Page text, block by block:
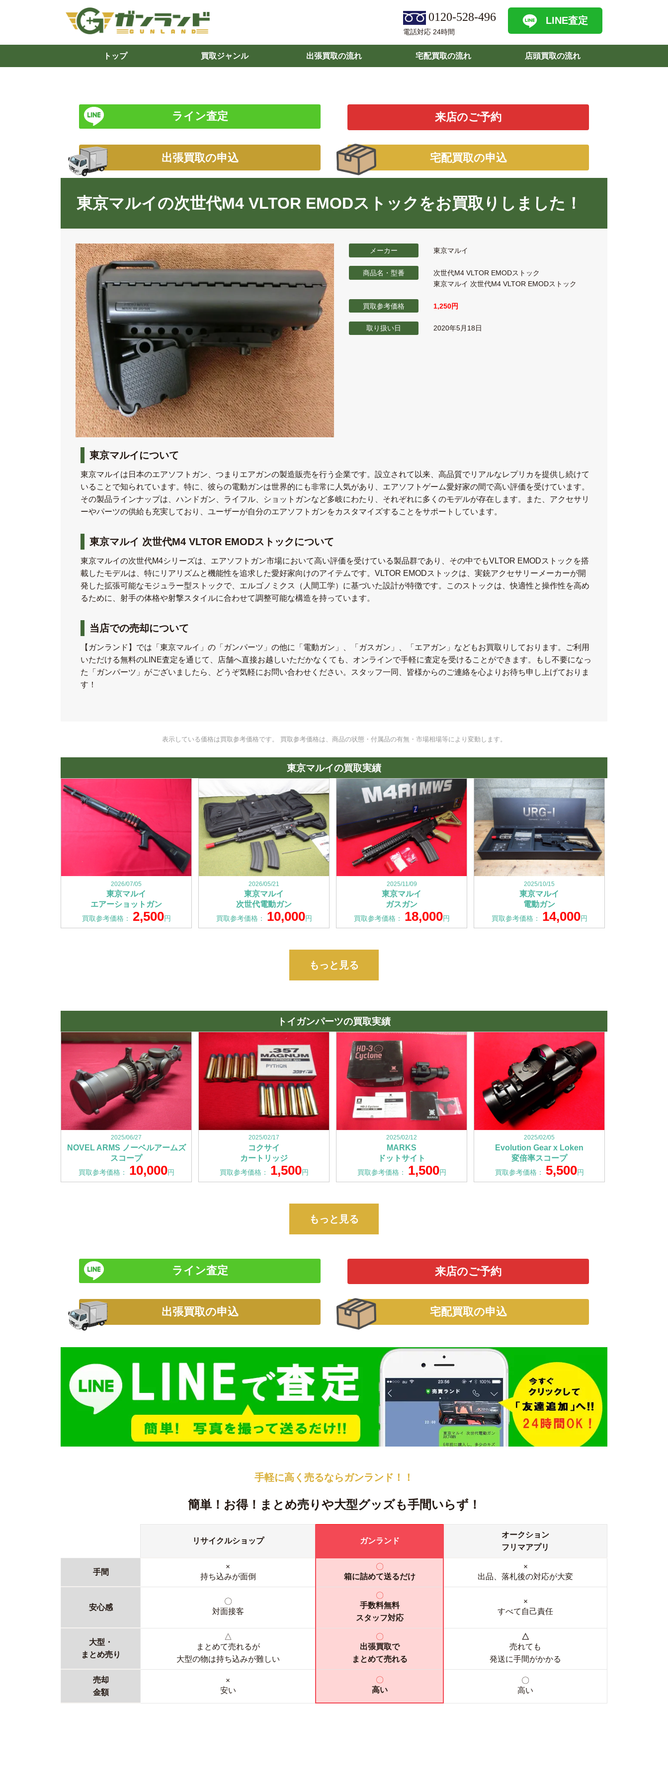
0120-528-496
電話対応 24時間
LINE査定
トップ 買取ジャンル 出張買取の流れ 宅配買取の流れ 店頭買取の流れ
ライン査定 来店のご予約
出張買取の申込 宅配買取の申込
東京マルイの次世代M4 VLTOR EMODストックをお買取りしました！
メーカー 東京マルイ
商品名・型番
次世代M4 VLTOR EMODストック
東京マルイ 次世代M4 VLTOR EMODストック
買取参考価格 1,250円
取り扱い日 2020年5月18日
東京マルイについて
東京マルイは日本のエアソフトガン、つまりエアガンの製造販売を行う企業です。設立されて以来、高品質でリアルなレプリカを提供し続けて
いることで知られています。特に、彼らの電動ガンは世界的にも非常に人気があり、エアソフトゲーム愛好家の間で高い評価を受けています。
その製品ラインナップは、ハンドガン、ライフル、ショットガンなど多岐にわたり、それぞれに多くのモデルが存在します。また、アクセサリ
ーやパーツの供給も充実しており、ユーザーが自分のエアソフトガンをカスタマイズすることをサポートしています。
東京マルイ 次世代M4 VLTOR EMODストックについて
東京マルイの次世代M4シリーズは、エアソフトガン市場において高い評価を受けている製品群であり、その中でもVLTOR EMODストックを搭
載したモデルは、特にリアリズムと機能性を追求した愛好家向けのアイテムです。VLTOR EMODストックは、実銃アクセサリーメーカーが開
発した拡張可能なモジュラー型ストックで、エルゴノミクス（人間工学）に基づいた設計が特徴です。このストックは、快適性と操作性を高め
るために、射手の体格や射撃スタイルに合わせて調整可能な構造を持っています。
当店での売却について
【ガンランド】では「東京マルイ」の「ガンパーツ」の他に「電動ガン」、「ガスガン」、「エアガン」などもお買取りしております。ご利用
いただける無料のLINE査定を通じて、店舗へ直接お越しいただかなくても、オンラインで手軽に査定を受けることができます。もし不要になっ
た「ガンパーツ」がございましたら、どうぞ気軽にお問い合わせください。スタッフ一同、皆様からのご連絡を心よりお待ち申し上げておりま
す！
表示している価格は買取参考価格です。 買取参考価格は、商品の状態・付属品の有無・市場相場等により変動します。
東京マルイの買取実績
2026/07/05
東京マルイ
エアーショットガン
買取参考価格： 2,500円
2026/05/21
東京マルイ
次世代電動ガン
買取参考価格： 10,000円
2025/11/09
東京マルイ
ガスガン
買取参考価格： 18,000円
2025/10/15
東京マルイ
電動ガン
買取参考価格： 14,000円
もっと見る
トイガンパーツの買取実績
2025/06/27
NOVEL ARMS ノーベルアームズ
スコープ
買取参考価格： 10,000円
2025/02/17
コクサイ
カートリッジ
買取参考価格： 1,500円
2025/02/12
MARKS
ドットサイト
買取参考価格： 1,500円
2025/02/05
Evolution Gear x Loken
変倍率スコープ
買取参考価格： 5,500円
もっと見る
ライン査定 来店のご予約
出張買取の申込 宅配買取の申込
手軽に高く売るならガンランド！！
簡単！お得！ まとめ売りや大型グッズも手間いらず！
リサイクルショップ ガンランド
オークション
フリマアプリ
手間
×
持ち込みが面倒
〇
箱に詰めて送るだけ
×
出品、落札後の対応が大変
安心感
〇
対面接客
〇
手数料無料
スタッフ対応
×
すべて自己責任
大型・
まとめ売り
△
まとめて売れるが
大型の物は持ち込みが難しい
〇
出張買取で
まとめて売れる
△
売れても
発送に手間がかかる
売却
金額
×
安い
〇
高い
〇
高い